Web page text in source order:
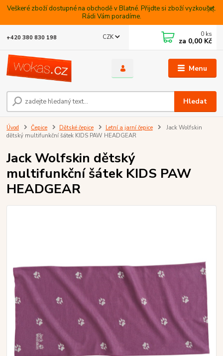
Veškeré zboží dostupné na obchodě v Blatné. Přijdte si zboží vyzkoušet.
Rádi Vám poradíme.
Menu
CZK
Hledat
+420 380 830 198 0 ks
za 0,00 Kč
Úvod Čepice Dětské čepice Letní a jarní čepice
Jack Wolfskin
dětský multifunkční šátek KIDS PAW HEADGEAR
Jack Wolfskin dětský
multifunkční šátek KIDS PAW
HEADGEAR